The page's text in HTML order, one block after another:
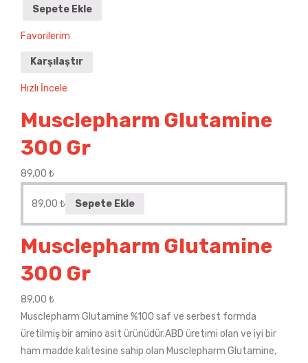
Sepete Ekle
Favorilerim
Karşılaştır
Hızlı İncele
Musclepharm Glutamine
300 Gr
89,00 ₺
89,00 ₺ Sepete Ekle
Musclepharm Glutamine
300 Gr
89,00 ₺
Musclepharm Glutamine %100 saf ve serbest formda
üretilmiş bir amino asit ürünüdür.ABD üretimi olan ve iyi bir
ham madde kalitesine sahip olan Musclepharm Glutamine,